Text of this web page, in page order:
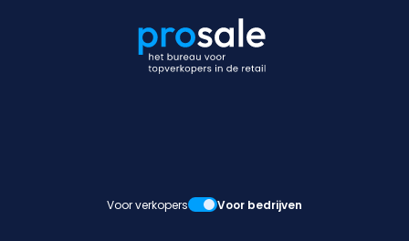
Voor verkopers Voor bedrijven